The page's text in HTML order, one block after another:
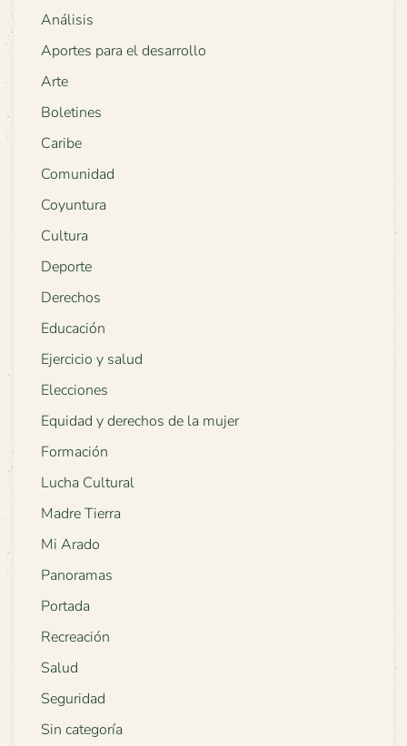
Análisis
Aportes para el desarrollo
Arte
Boletines
Caribe
Comunidad
Coyuntura
Cultura
Deporte
Derechos
Educación
Ejercicio y salud
Elecciones
Equidad y derechos de la mujer
Formación
Lucha Cultural
Madre Tierra
Mi Arado
Panoramas
Portada
Recreación
Salud
Seguridad
Sin categoría